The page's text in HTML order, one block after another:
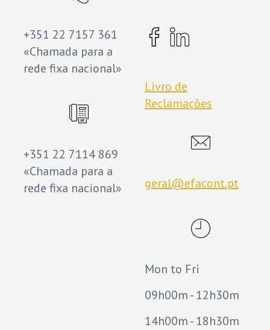
+351 22 7157 361
«Chamada para a
rede fixa nacional»
+351 22 7114 869
«Chamada para a
rede fixa nacional»
Livro de
Reclamações
geral@efacont.pt
Mon to Fri
09h00m - 12h30m
14h00m - 18h30m